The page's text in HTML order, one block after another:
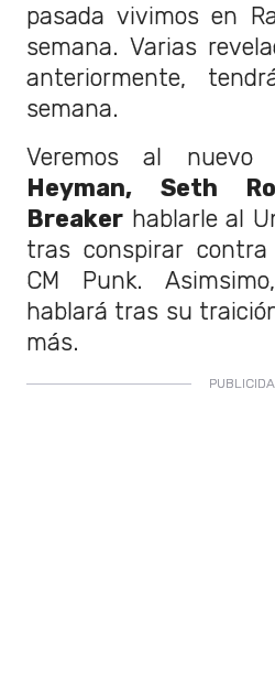
pasada vivimos en
semana. Varias
anteriormente,
semana.
Veremos al
Heyman, Seth
Breaker hablarle al
tras conspirar
CM Punk.
hablará tras su
más.